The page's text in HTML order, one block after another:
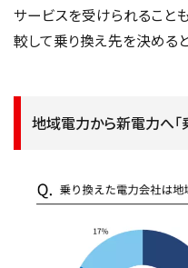
サービスを受けられること
較して乗り換え先を決めると
地域電力から新電力へ「